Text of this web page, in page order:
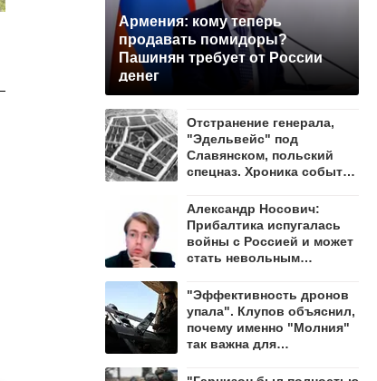
Армения: кому теперь
продавать помидоры?
Пашинян требует от России
денег
Отстранение генерала,
"Эдельвейс" под
Славянском, польский
спецназ. Хроника событий
Александр Носович:
Прибалтика испугалась
войны с Россией и может
стать невольным
"Эффективность дронов
упала". Клупов объяснил,
почему именно "Молния"
так важна для